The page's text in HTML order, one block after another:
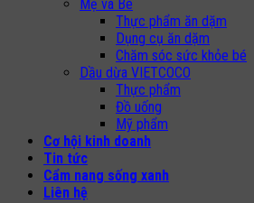
Mẹ và Bé
Thực phẩm ăn dặm
Dụng cụ ăn dặm
Chăm sóc sức khỏe bé
Dầu dừa VIETCOCO
Thực phẩm
Đồ uống
Mỹ phẩm
Cơ hội kinh doanh
Tin tức
Cẩm nang sống xanh
Liên hệ